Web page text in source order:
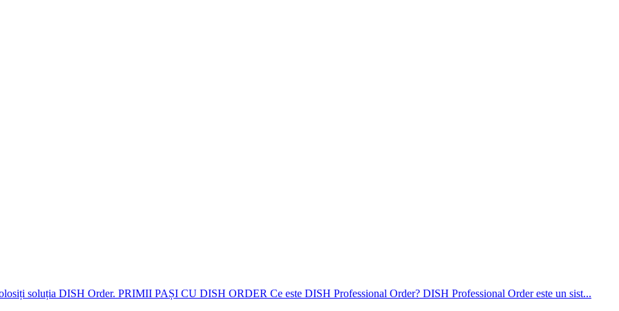
soluția DISH Order. PRIMII PAȘI CU DISH ORDER Ce este DISH Professional Order? DISH Professional Order este un sist...